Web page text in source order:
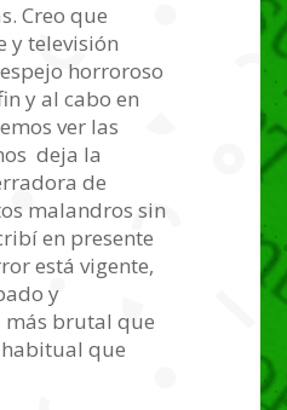
Creo que
y televisión
horroroso
y al cabo en
ver las
deja la
de
malandros sin
en presente
está vigente,
y
más brutal que
que